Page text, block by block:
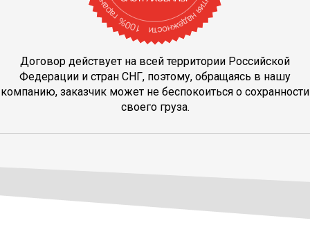
Договор действует на всей территории Российской
Федерации и стран СНГ, поэтому, обращаясь в нашу
компанию, заказчик может не беспокоиться о сохранности
своего груза.